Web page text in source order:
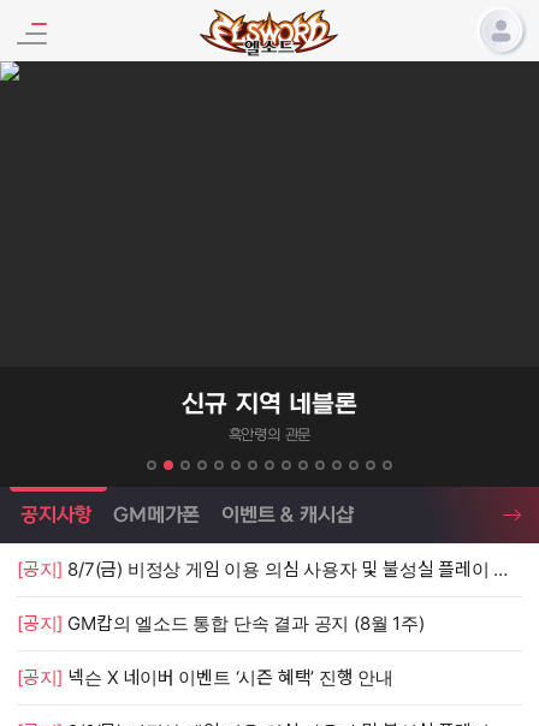
엘소드 프로모션
신규 지역 네블론
흑안령의 관문
엘소드 소식
공지사항 GM메가폰 이벤트 & 캐시샵
[공지] 8/7(금) 비정상 게임 이용 의심 사용자 및 불성실 플레이 단속 안내
[공지] GM캅의 엘소드 통합 단속 결과 공지 (8월 1주)
[공지] 넥슨 X 네이버 이벤트 ‘시즌 혜택’ 진행 안내